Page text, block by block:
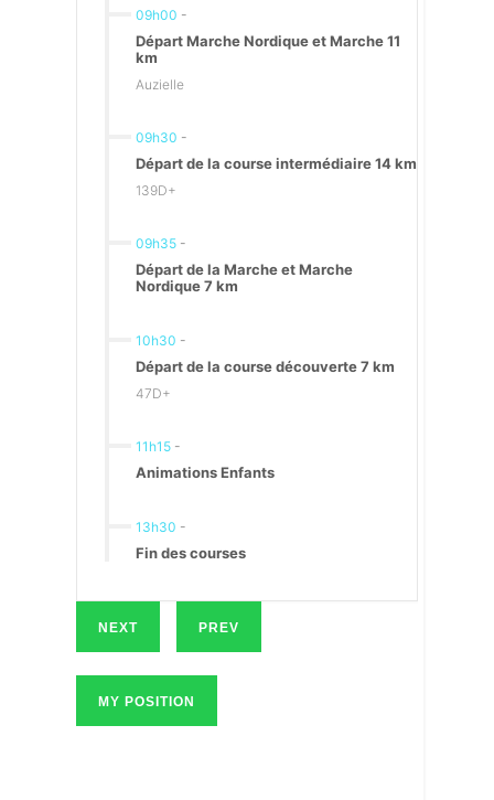
09h00 -
Départ Marche Nordique et Marche 11
km
Auzielle
09h30 -
Départ de la course intermédiaire 14 km
139D+
09h35 -
Départ de la Marche et Marche
Nordique 7 km
10h30 -
Départ de la course découverte 7 km
47D+
11h15 -
Animations Enfants
13h30 -
Fin des courses
NEXT PREV
MY POSITION